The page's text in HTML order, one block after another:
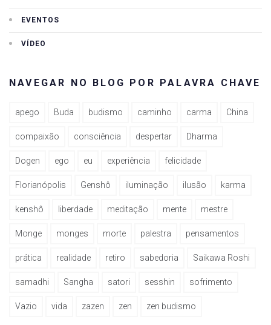
EVENTOS
VÍDEO
NAVEGAR NO BLOG POR PALAVRA CHAVE
apego Buda budismo caminho carma China
compaixão consciência despertar Dharma
Dogen ego eu experiência felicidade
Florianópolis Genshô iluminação ilusão karma
kenshô liberdade meditação mente mestre
Monge monges morte palestra pensamentos
prática realidade retiro sabedoria Saikawa Roshi
samadhi Sangha satori sesshin sofrimento
Vazio vida zazen zen zen budismo